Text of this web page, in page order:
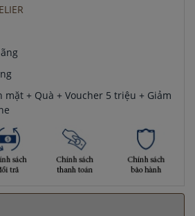
đã mua máy sấy bát cách đây 8 giờ
mặt + Quà + Voucher 5 triệu + Giảm